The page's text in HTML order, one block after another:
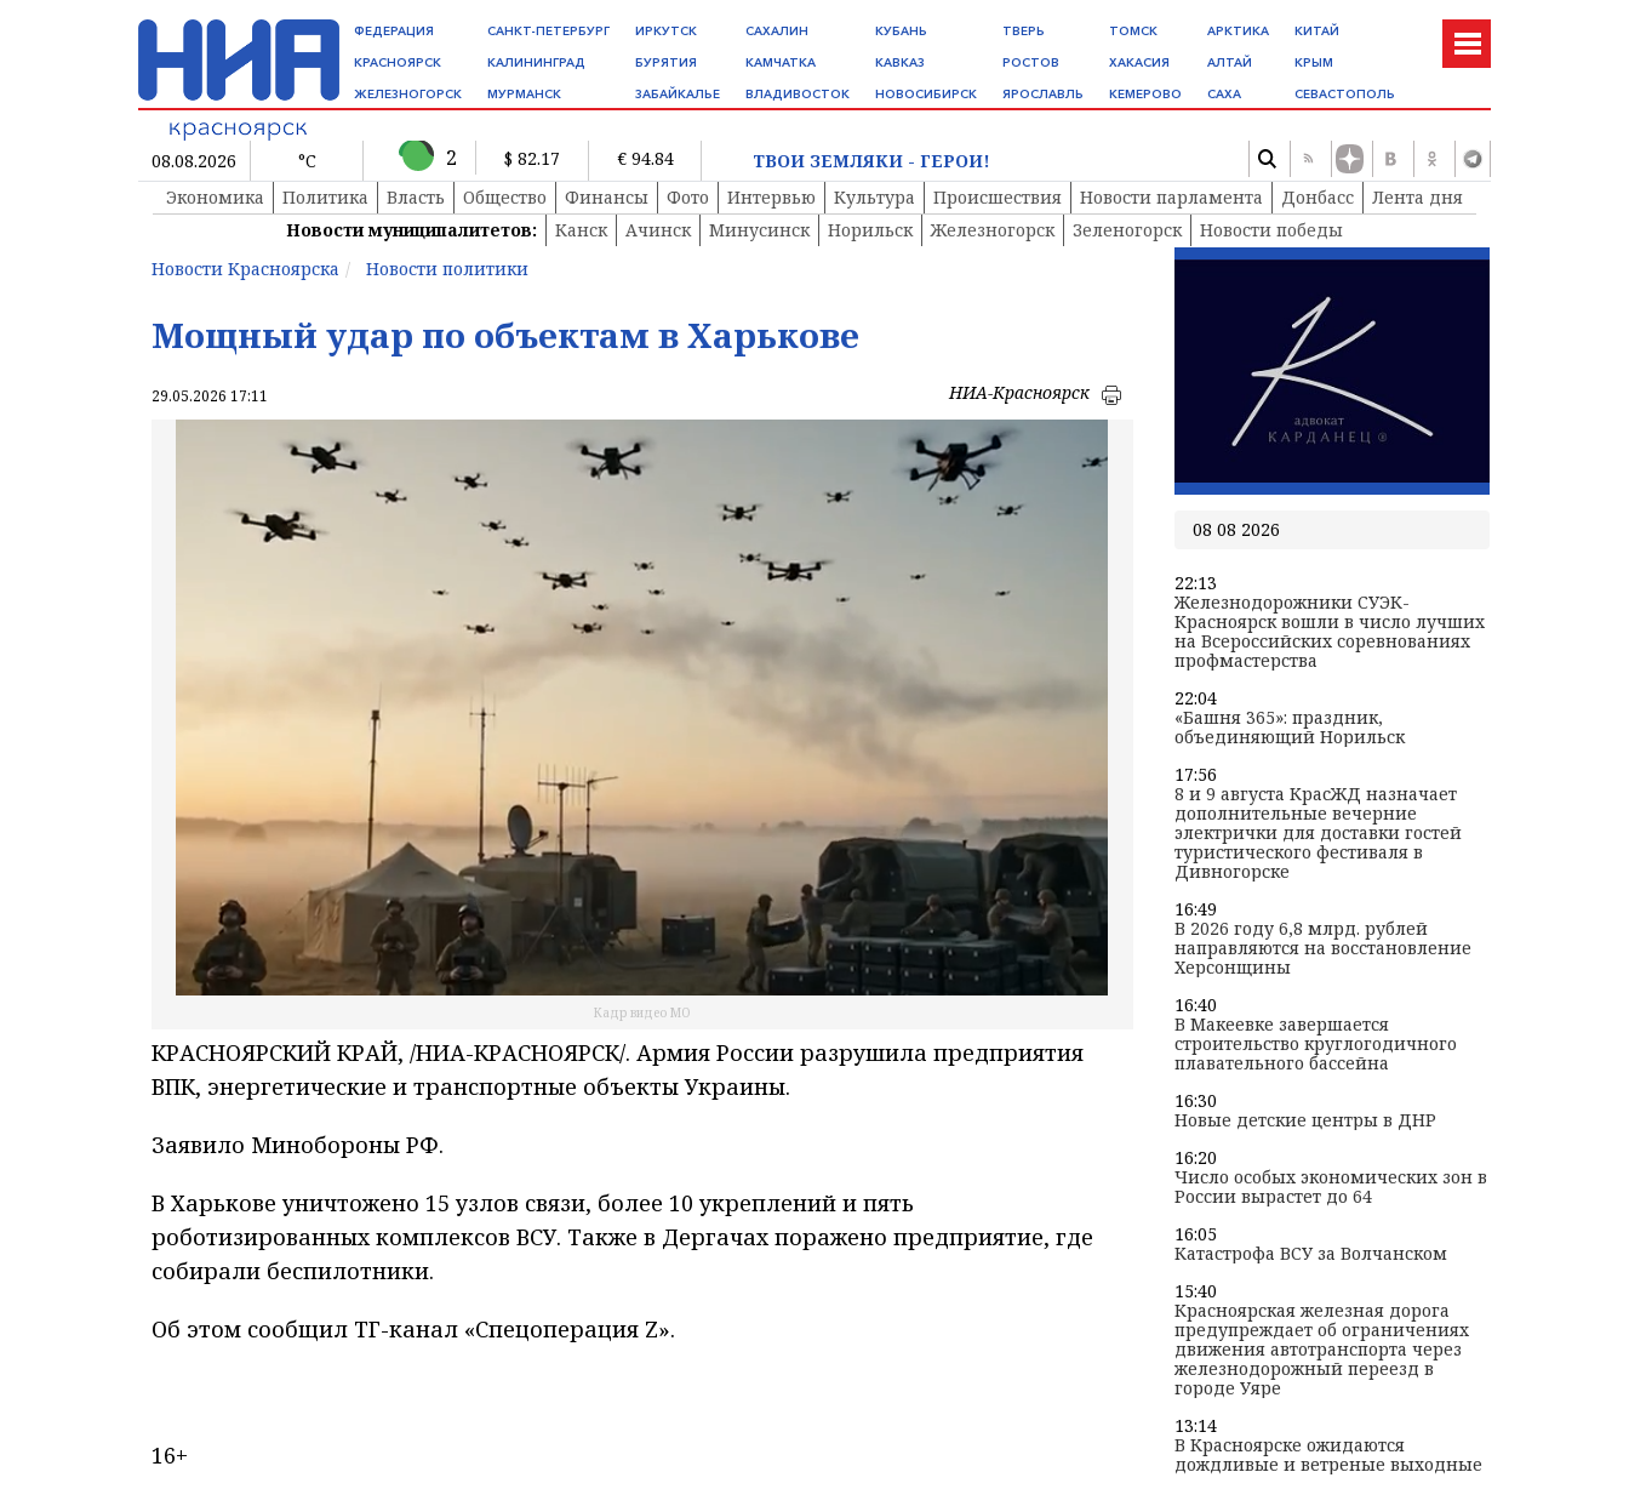
ФЕДЕРАЦИЯ
КРАСНОЯРСК
ЖЕЛЕЗНОГОРСК
САНКТ-ПЕТЕРБУРГ
КАЛИНИНГРАД
МУРМАНСК
ИРКУТСК
БУРЯТИЯ
ЗАБАЙКАЛЬЕ
САХАЛИН
КАМЧАТКА
ВЛАДИВОСТОК
КУБАНЬ
КАВКАЗ
НОВОСИБИРСК
ТВЕРЬ
РОСТОВ
ЯРОСЛАВЛЬ
ТОМСК
ХАКАСИЯ
КЕМЕРОВО
АРКТИКА
АЛТАЙ
САХА
КИТАЙ
КРЫМ
СЕВАСТОПОЛЬ
08.08.2026 °C 2 $ 82.17 € 94.84
ТВОИ ЗЕМЛЯКИ - ГЕРОИ!
Экономика
Политика Власть Общество Финансы Фото Интервью Культура Происшествия Новости парламента Донбасс
Лента дня
Новости муниципалитетов:
Канск Ачинск Минусинск Норильск Железногорск Зеленогорск
Новости победы
Новости Красноярска
Новости политики
Мощный удар по объектам в Харькове
29.05.2026 17:11 НИА-Красноярск
Кадр видео МО
КРАСНОЯРСКИЙ КРАЙ, /НИА-КРАСНОЯРСК/. Армия России разрушила предприятия
ВПК, энергетические и транспортные объекты Украины.
Заявило Минобороны РФ.
В Харькове уничтожено 15 узлов связи, более 10 укреплений и пять
роботизированных комплексов ВСУ. Также в Дергачах поражено предприятие, где
собирали беспилотники.
Об этом сообщил ТГ-канал «Спецоперация Z».
16+
08 08 2026
22:13
Железнодорожники СУЭК-
Красноярск вошли в число лучших
на Всероссийских соревнованиях
профмастерства
22:04
«Башня 365»: праздник,
объединяющий Норильск
17:56
8 и 9 августа КрасЖД назначает
дополнительные вечерние
электрички для доставки гостей
туристического фестиваля в
Дивногорске
16:49
В 2026 году 6,8 млрд. рублей
направляются на восстановление
Херсонщины
16:40
В Макеевке завершается
строительство круглогодичного
плавательного бассейна
16:30
Новые детские центры в ДНР
16:20
Число особых экономических зон в
России вырастет до 64
16:05
Катастрофа ВСУ за Волчанском
15:40
Красноярская железная дорога
предупреждает об ограничениях
движения автотранспорта через
железнодорожный переезд в
городе Уяре
13:14
В Красноярске ожидаются
дождливые и ветреные выходные